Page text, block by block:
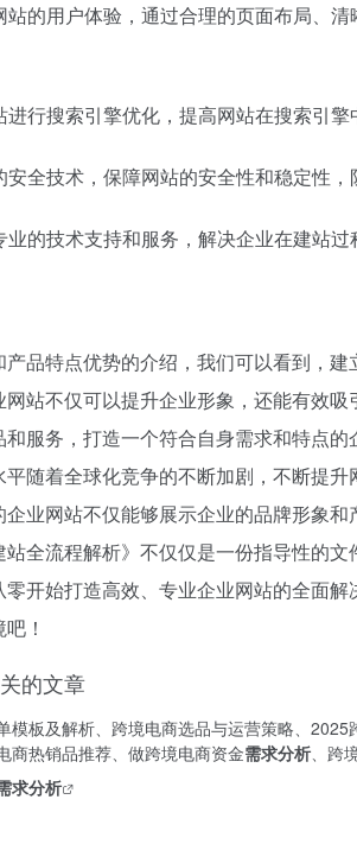
的用户体验，通过合理的页面布局、
行搜索引擎优化，提高网站在搜索引擎
全技术，保障网站的安全性和稳定性，
的技术支持和服务，解决企业在建站过
品特点优势的介绍，我们可以看到，
站不仅可以提升企业形象，还能有效
服务，打造一个符合自身需求和特点
随着全球化竞争的不断加剧，不断提
业网站不仅能够展示企业的品牌形象
全流程解析》不仅仅是一份指导性的
开始打造高效、专业企业网站的全面
！
的文章
模板及解析、跨境电商选品与运营策略、
商热销品推荐、做跨境电商资金需求分析、跨
求分析